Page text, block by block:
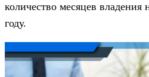
количество месяцев владения
году.